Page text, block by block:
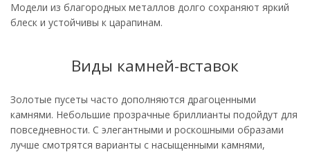
Модели из благородных металлов долго сохраняют яркий
блеск и устойчивы к царапинам.
Виды камней-вставок
Золотые пусеты часто дополняются драгоценными
камнями. Небольшие прозрачные бриллианты подойдут для
повседневности. С элегантными и роскошными образами
лучше смотрятся варианты с насыщенными камнями,